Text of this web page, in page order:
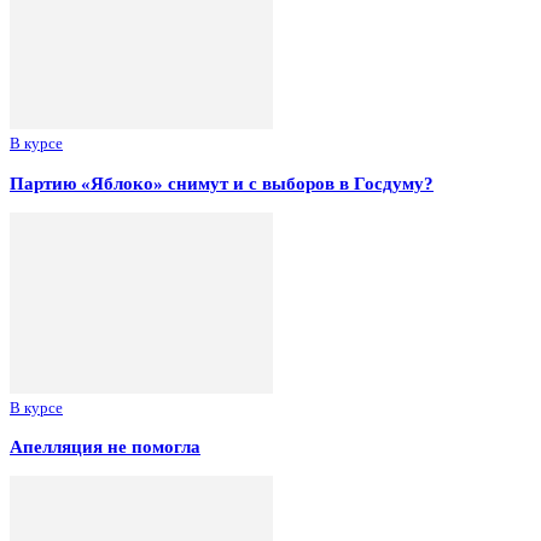
В курсе
Партию «Яблоко» снимут и с выборов в Госдуму?
В курсе
Апелляция не помогла